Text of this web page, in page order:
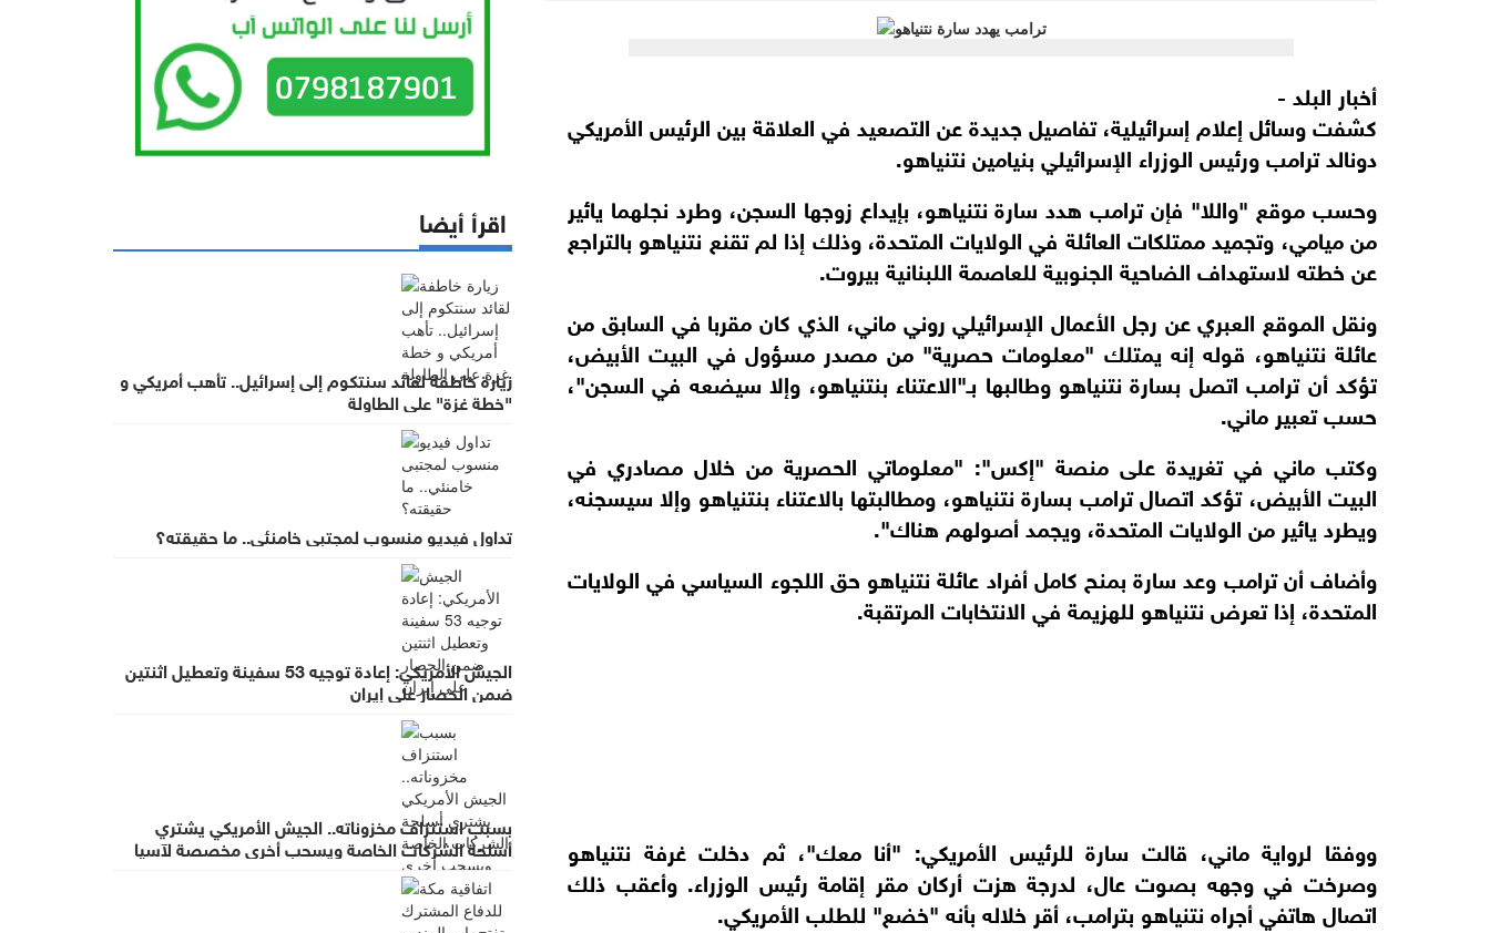
أخبار البلد -
كشفت وسائل إعلام إسرائيلية، تفاصيل جديدة عن التصعيد في العلاقة بين الرئيس الأمريكي
دونالد ترامب ورئيس الوزراء الإسرائيلي بنيامين نتنياهو.
وحسب موقع "واللا" فإن ترامب هدد سارة نتنياهو، بإيداع زوجها السجن، وطرد نجلهما يائير
من ميامي، وتجميد ممتلكات العائلة في الولايات المتحدة، وذلك إذا لم تقنع نتنياهو بالتراجع
عن خطته لاستهداف الضاحية الجنوبية للعاصمة اللبنانية بيروت.
ونقل الموقع العبري عن رجل الأعمال الإسرائيلي روني ماني، الذي كان مقربا في السابق من
عائلة نتنياهو، قوله إنه يمتلك "معلومات حصرية" من مصدر مسؤول في البيت الأبيض،
تؤكد أن ترامب اتصل بسارة نتنياهو وطالبها بـ"الاعتناء بنتنياهو، وإلا سيضعه في السجن"،
حسب تعبير ماني.
وكتب ماني في تغريدة على منصة "إكس": "معلوماتي الحصرية من خلال مصادري في
البيت الأبيض، تؤكد اتصال ترامب بسارة نتنياهو، ومطالبتها بالاعتناء بنتنياهو وإلا سيسجنه،
ويطرد يائير من الولايات المتحدة، ويجمد أصولهم هناك".
وأضاف أن ترامب وعد سارة بمنح كامل أفراد عائلة نتنياهو حق اللجوء السياسي في الولايات
المتحدة، إذا تعرض نتنياهو للهزيمة في الانتخابات المرتقبة.
ووفقا لرواية ماني، قالت سارة للرئيس الأمريكي: "أنا معك"، ثم دخلت غرفة نتنياهو
وصرخت في وجهه بصوت عال، لدرجة هزت أركان مقر إقامة رئيس الوزراء. وأعقب ذلك
اتصال هاتفي أجراه نتنياهو بترامب، أقر خلاله بأنه "خضع" للطلب الأمريكي.
اقرأ أيضا
زيارة خاطفة لقائد سنتكوم إلى إسرائيل.. تأهب أمريكي و
"خطة غزة" على الطاولة
تداول فيديو منسوب لمجتبى خامنئي.. ما حقيقته؟
الجيش الأمريكي: إعادة توجيه 53 سفينة وتعطيل اثنتين
ضمن الحصار على إيران
بسبب استنزاف مخزوناته.. الجيش الأمريكي يشتري
أسلحة الشركات الخاصة ويسحب أخرى مخصصة لآسيا
وأوروبا